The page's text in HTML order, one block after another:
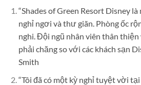
“Shades of Green Resort Disney
nghỉ ngơi và thư giãn. Phòng ốc
nghi. Đội ngũ nhân viên thân thiện
phải chăng so với các khách sạn
Smith
“Tôi đã có một kỳ nghỉ tuyệt vời tại